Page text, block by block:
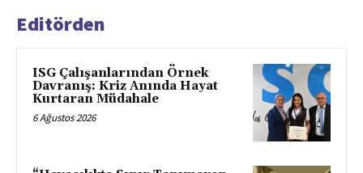
Editörden
ISG Çalışanlarından Örnek
Davranış: Kriz Anında Hayat
Kurtaran Müdahale
6 Ağustos 2026